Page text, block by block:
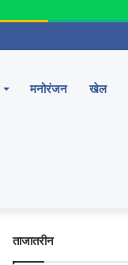
मनोरंजन खेल
ताजातरीन